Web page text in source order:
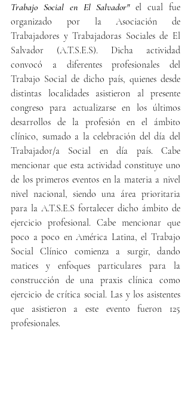
Trabajo Social en El Salvador" el cual fue
organizado por la Asociación de
Trabajadores y Trabajadoras Sociales de El
Salvador (A.T.S.E.S). Dicha actividad
convocó a diferentes profesionales del
Trabajo Social de dicho país, quienes desde
distintas localidades asistieron al presente
congreso para actualizarse en los últimos
desarrollos de la profesión en el ámbito
clínico, sumado a la celebración del día del
Trabajador/a Social en día país. Cabe
mencionar que esta actividad constituye uno
de los primeros eventos en la materia a nivel
nivel nacional, siendo una área prioritaria
para la A.T.S.E.S fortalecer dicho ámbito de
ejercicio profesional. Cabe mencionar que
poco a poco en América Latina, el Trabajo
Social Clínico comienza a surgir, dando
matices y enfoques particulares para la
construcción de una praxis clínica como
ejercicio de crítica social. Las y los asistentes
que asistieron a este evento fueron 125
profesionales.